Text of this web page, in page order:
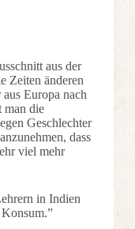
aus der
Zeiten änderen
Europa nach
man die
Geschlechter
dass
viel mehr
in Indien